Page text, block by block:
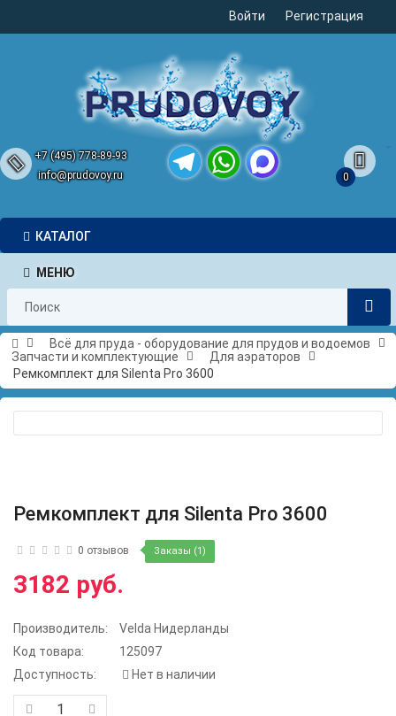
Войти Регистрация
+7 (495) 778-89-93
info@prudovoy.ru
0
КАТАЛОГ
МЕНЮ
Всё для пруда - оборудование для прудов и водоемов
Запчасти и комплектующие
Для аэраторов
Ремкомплект для Silenta Pro 3600
Ремкомплект для Silenta Pro 3600
0 отзывов Заказы (1)
3182 руб.
Производитель:
Velda Нидерланды
Код товара:
125097
Доступность:
Нет в наличии